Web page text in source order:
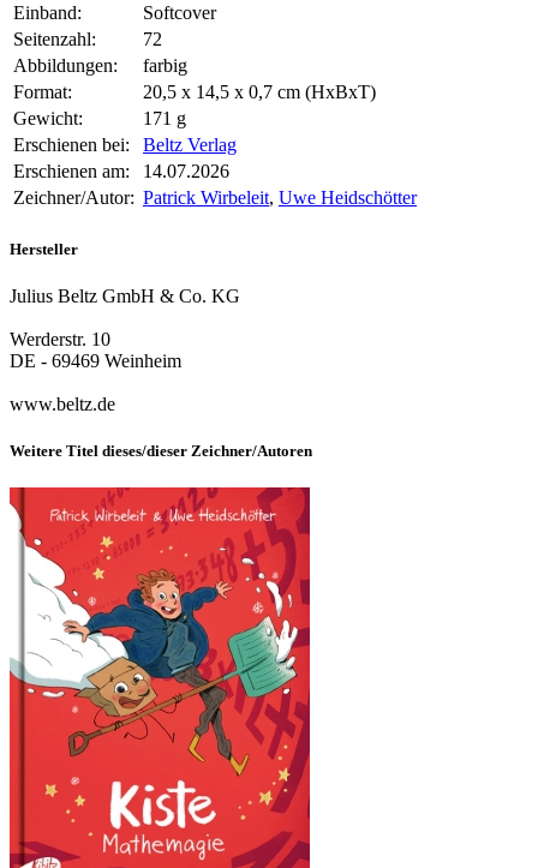
Einband:
Softcover
Seitenzahl:
72
Abbildungen:
farbig
Format:
20,5 x 14,5 x 0,7 cm (HxBxT)
Gewicht:
171 g
Erschienen bei:
Beltz Verlag
Erschienen am:
14.07.2026
Zeichner/Autor: Patrick Wirbeleit, Uwe Heidschötter
Hersteller
Julius Beltz GmbH & Co. KG
Werderstr. 10
DE - 69469 Weinheim
www.beltz.de
Weitere Titel dieses/dieser Zeichner/Autoren